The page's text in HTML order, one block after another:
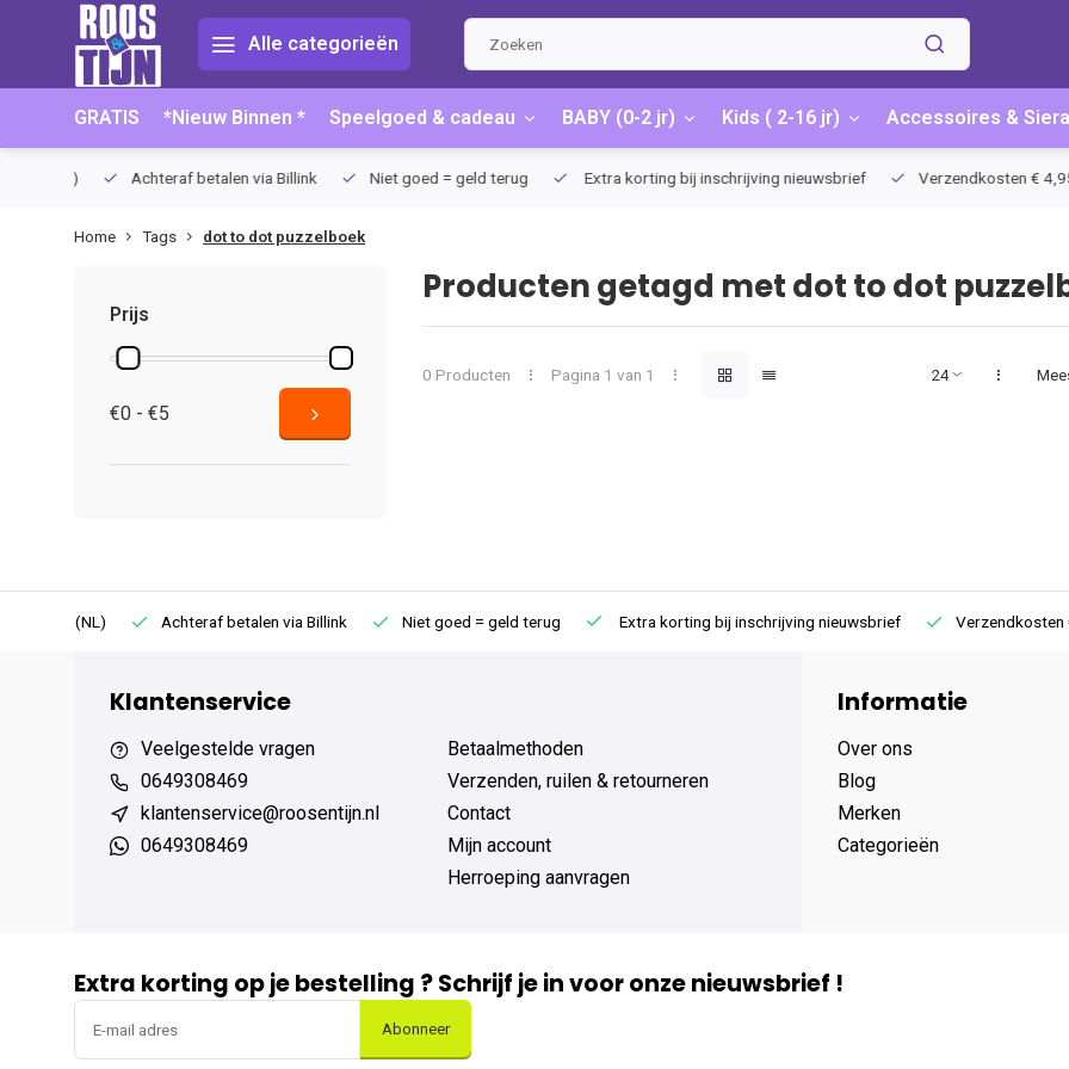
Alle categorieën
GRATIS *Nieuw Binnen * Speelgoed & cadeau BABY (0-2 jr) Kids ( 2-16 jr) Accessoires &
Achteraf betalen via Billink Niet goed = geld terug Extra korting bij inschrijving nieuwsbrief Verzendkosten € 4,95 /
Home Tags dot to dot puzzelboek
Prijs
€0 - €5
Producten getagd met dot to dot
0 Producten Pagina 1 van 1
Achteraf betalen via Billink Niet goed = geld terug Extra korting bij inschrijving nieuwsbrief Verzendkosten € 4,95
Klantenservice
Veelgestelde vragen
0649308469
klantenservice@roosentijn.nl
0649308469
Betaalmethoden
Verzenden, ruilen & retourneren
Contact
Mijn account
Herroeping aanvragen
Informatie
Over ons
Blog
Merken
Categorieën
Extra korting op je bestelling ? Schrijf je in voor onze nieuwsbrief !
Abonneer